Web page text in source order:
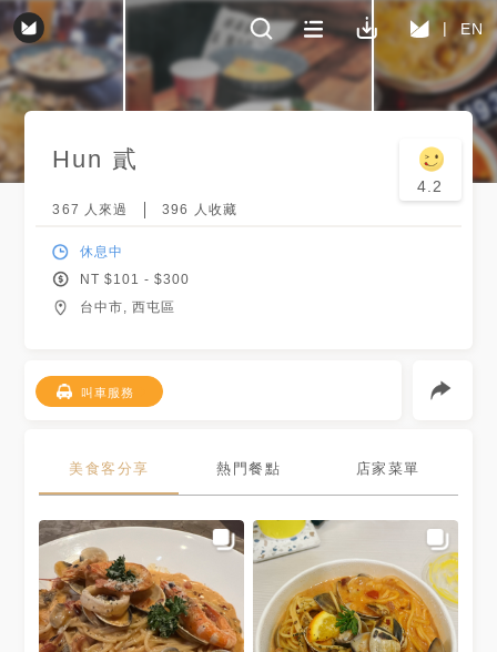
EN
Hun 貳
4.2
367 人來過 396 人收藏
休息中
NT $101 - $300
台中市, 西屯區
叫車服務
美食客分享 熱門餐點 店家菜單